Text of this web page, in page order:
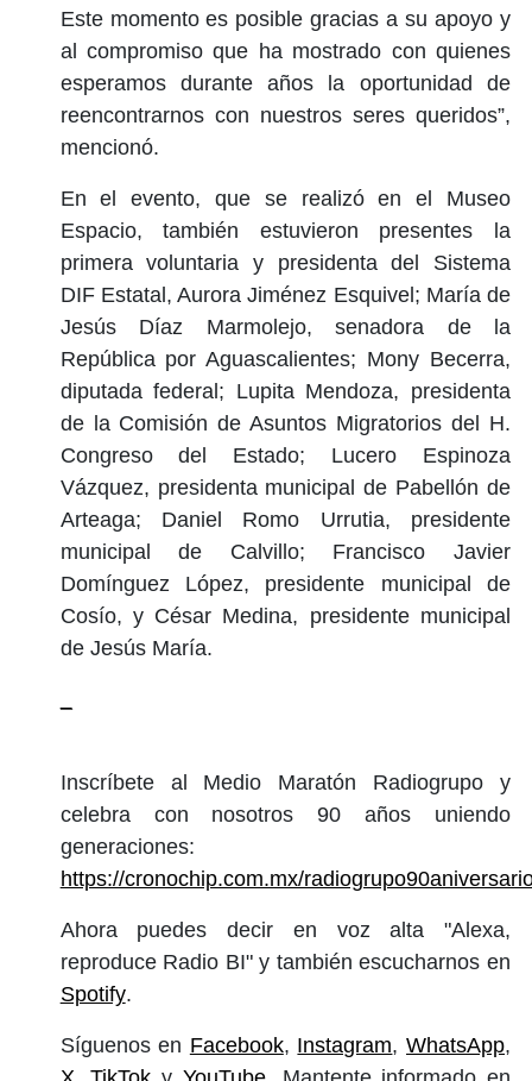
Este momento es posible gracias a su apoyo y
al compromiso que ha mostrado con quienes
esperamos durante años la oportunidad de
reencontrarnos con nuestros seres queridos”,
mencionó.
En el evento, que se realizó en el Museo
Espacio, también estuvieron presentes la
primera voluntaria y presidenta del Sistema
DIF Estatal, Aurora Jiménez Esquivel; María de
Jesús Díaz Marmolejo, senadora de la
República por Aguascalientes; Mony Becerra,
diputada federal; Lupita Mendoza, presidenta
de la Comisión de Asuntos Migratorios del H.
Congreso del Estado; Lucero Espinoza
Vázquez, presidenta municipal de Pabellón de
Arteaga; Daniel Romo Urrutia, presidente
municipal de Calvillo; Francisco Javier
Domínguez López, presidente municipal de
Cosío, y César Medina, presidente municipal
de Jesús María.
Inscríbete al Medio Maratón Radiogrupo y
celebra con nosotros 90 años uniendo
generaciones:
https://cronochip.com.mx/
Ahora puedes decir en voz alta "Alexa,
reproduce Radio BI" y también escucharnos en
Spotify.
Síguenos en Facebook, Instagram,WhatsApp,